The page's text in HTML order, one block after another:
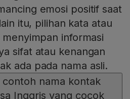
emosi positif saat
itu, pilihan kata atau
informasi
sifat atau kenangan
ada pada nama asli.
contoh nama kontak
Inggris yang cocok